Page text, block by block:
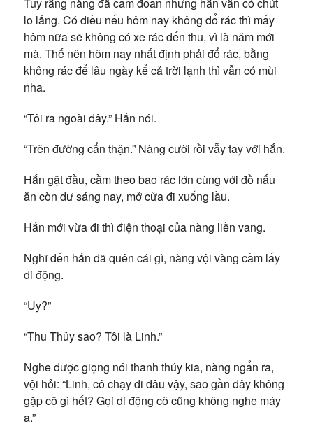
lo lắng. Có điều nếu hôm nay không đổ rác thì mấy
hôm nữa sẽ không có xe rác đến thu, vì là năm mới
mà. Thế nên hôm nay nhất định phải đổ rác, bằng
không rác để lâu ngày kể cả trời lạnh thì vẫn có mùi
nha.
“Tôi ra ngoài đây.” Hắn nói.
“Trên đường cẩn thận.” Nàng cười rồi vẫy tay với hắn.
Hắn gật đầu, cầm theo bao rác lớn cùng với đồ nấu
ăn còn dư sáng nay, mở cửa đi xuống lầu.
Hắn mới vừa đi thì điện thoại của nàng liền vang.
Nghĩ đến hắn đã quên cái gì, nàng vội vàng cầm lấy
di động.
“Uy?”
“Thu Thủy sao? Tôi là Linh.”
Nghe được giọng nói thanh thúy kia, nàng ngẩn ra,
vội hỏi: “Linh, cô chạy đi đâu vậy, sao gần đây không
gặp cô gì hết? Gọi di động cô cũng không nghe máy
a.”